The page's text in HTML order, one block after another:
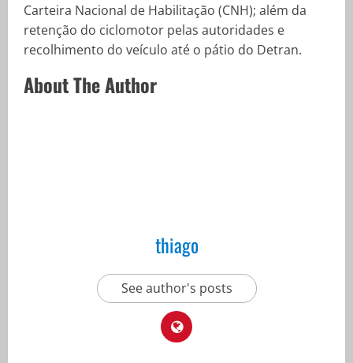
Carteira Nacional de Habilitação (CNH); além da
retenção do ciclomotor pelas autoridades e
recolhimento do veículo até o pátio do Detran.
About The Author
thiago
See author's posts